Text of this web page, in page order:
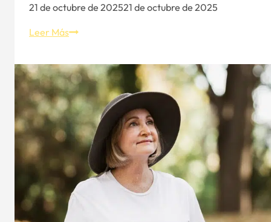
21 de octubre de 202521 de octubre de 2025
Leer MásEl
indio
de
materias
primas
textiles:
una
visión
desde
dentro